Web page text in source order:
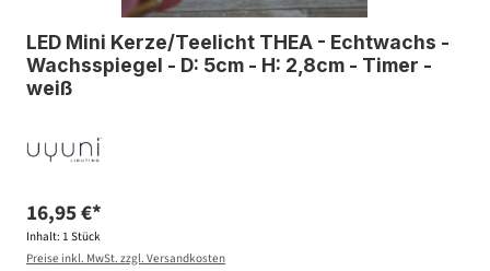
LED Mini Kerze/Teelicht THEA - Echtwachs -
Wachsspiegel - D: 5cm - H: 2,8cm - Timer -
weiß
16,95 €*
Inhalt: 1 Stück
Preise inkl. MwSt. zzgl. Versandkosten